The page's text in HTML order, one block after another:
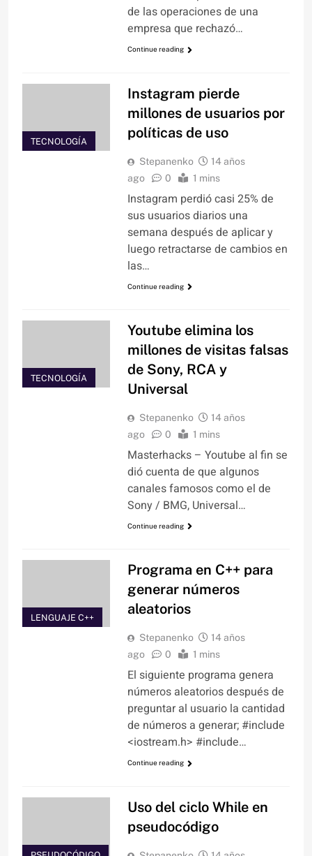
de las operaciones de una
empresa que rechazó…
Continue reading
TECNOLOGÍA
Instagram pierde
millones de usuarios por
políticas de uso
Stepanenko
14 años
ago
0 1 mins
Instagram perdió casi 25% de
sus usuarios diarios una
semana después de aplicar y
luego retractarse de cambios en
las…
Continue reading
TECNOLOGÍA
Youtube elimina los
millones de visitas falsas
de Sony, RCA y
Universal
Stepanenko
14 años
ago
0 1 mins
Masterhacks – Youtube al fin se
dió cuenta de que algunos
canales famosos como el de
Sony / BMG, Universal…
Continue reading
LENGUAJE C++
Programa en C++ para
generar números
aleatorios
Stepanenko
14 años
ago
0 1 mins
El siguiente programa genera
números aleatorios después de
preguntar al usuario la cantidad
de números a generar; #include
<iostream.h> #include…
Continue reading
Uso del ciclo While en
pseudocódigo